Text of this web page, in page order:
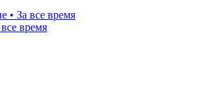
• За все время
время